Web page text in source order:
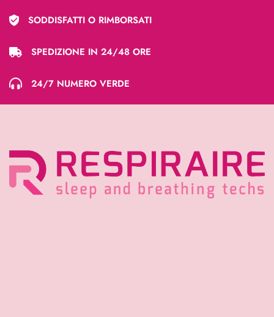
SODDISFATTI O RIMBORSATI
SPEDIZIONE IN 24/48 ORE
24/7 NUMERO VERDE